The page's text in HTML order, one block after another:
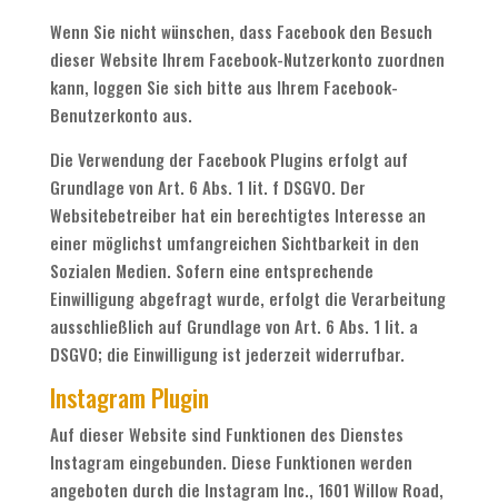
Wenn Sie nicht wünschen, dass Facebook den Besuch
dieser Website Ihrem Facebook-Nutzerkonto zuordnen
kann, loggen Sie sich bitte aus Ihrem Facebook-
Benutzerkonto aus.
Die Verwendung der Facebook Plugins erfolgt auf
Grundlage von Art. 6 Abs. 1 lit. f DSGVO. Der
Websitebetreiber hat ein berechtigtes Interesse an
einer möglichst umfangreichen Sichtbarkeit in den
Sozialen Medien. Sofern eine entsprechende
Einwilligung abgefragt wurde, erfolgt die Verarbeitung
ausschließlich auf Grundlage von Art. 6 Abs. 1 lit. a
DSGVO; die Einwilligung ist jederzeit widerrufbar.
Instagram Plugin
Auf dieser Website sind Funktionen des Dienstes
Instagram eingebunden. Diese Funktionen werden
angeboten durch die Instagram Inc., 1601 Willow Road,